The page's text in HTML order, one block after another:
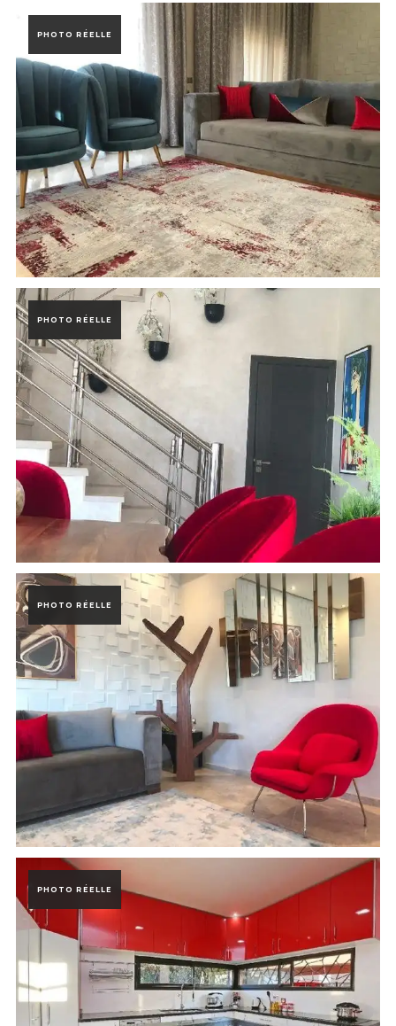
Photo de la réalisation Villa Prestigia Marrakech à Marrakech,
PHOTO RÉELLE
Photo de la réalisation Villa Prestigia Marrakech à Marrakech,
PHOTO RÉELLE
Photo de la réalisation Villa Prestigia Marrakech à Marrakech,
PHOTO RÉELLE
Photo de la réalisation Villa Prestigia Marrakech à Marrakech,
PHOTO RÉELLE